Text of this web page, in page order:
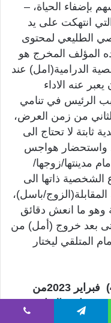
بإضفاء الحياة، –
انتهكت على يد
الطليعي لمحتوى
المؤلف المخرج هو
الدرامية(امل) عند
عنه الاداء
الرئيس في تنامي
من زمن العرض،
ثابتة لا تحتاج الى
واستحضار هواجس
مدينتها/زوجها/
الشخصية ذاتها الى
باسل)،
وهو ما انعش دقائق
بعد خروج (أمل) من
المتلقي ليختار
نشر جزء من المادة في العدد(41) فبراير 2023من
دائرة الثقافة في